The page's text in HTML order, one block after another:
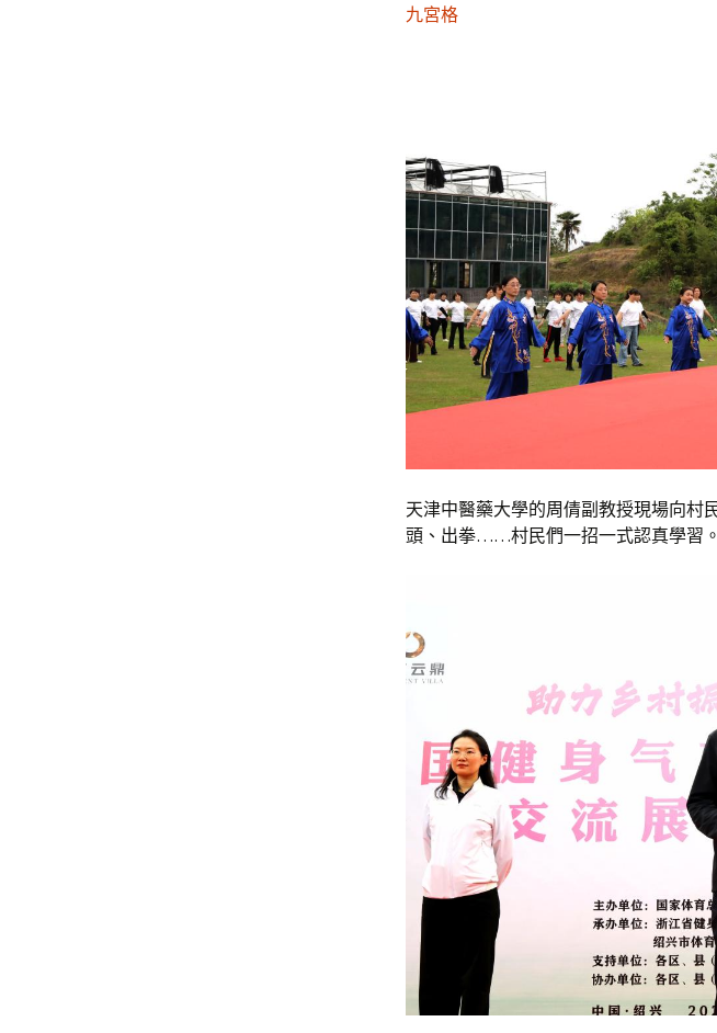
九宮格
天津中醫藥大學的周倩副教授現場向村
頭、出拳……村民們一招一式認真學習。